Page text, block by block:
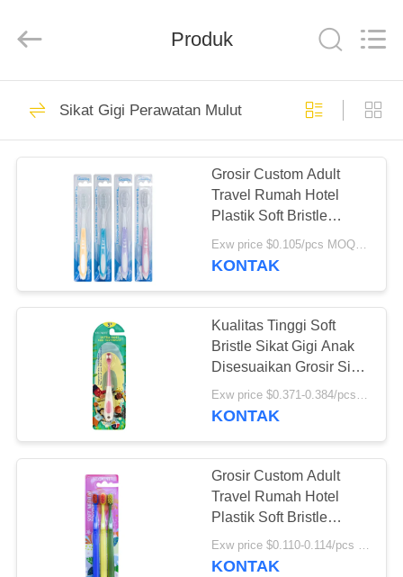
RUMAH
PRODUK
VIDEO
TENTANG
KAMI
KONTROL
KUALITAS
HUBUNGI
CARE
CENTER.
Pasta Gigi
Perawatan Mulut
150
Pasta Gigi Pemutih
Gigi
58
Pasta gigi rasa buah
Produk
Sikat Gigi Perawatan Mulut
Grosir Custom Adult
Travel Rumah Hotel
Plastik Soft Bristle
Rumah Penggunaan
Sikat Gigi Dalam Blister
Exw price $0.105/pcs MOQ:30000pcs
KONTAK
Kualitas Tinggi Soft
Bristle Sikat Gigi Anak
Disesuaikan Grosir Sikat
Gigi Bayi untuk Anak-
anak
Exw price $0.371-0.384/pcs MOQ:30000PCS
KONTAK
Grosir Custom Adult
Travel Rumah Hotel
Plastik Soft Bristle
Rumah Penggunaan
Sikat Gigi Dalam Blister
Exw price $0.110-0.114/pcs MOQ:30000PCS
KONTAK